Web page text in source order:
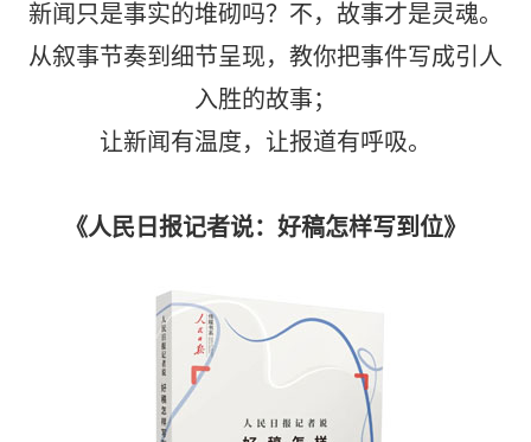
新闻只是事实的堆砌吗？不，故事才是灵魂。
从叙事节奏到细节呈现，教你把事件写成引人
入胜的故事；
让新闻有温度，让报道有呼吸。
《人民日报记者说：好稿怎样写到位》